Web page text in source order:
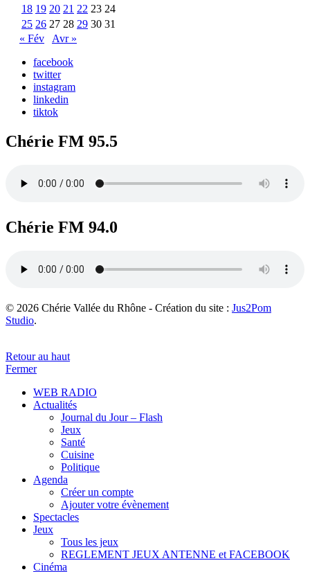
18 19 20 21 22 23 24
25 26 27 28 29 30 31
« Fév
Avr »
facebook
twitter
instagram
linkedin
tiktok
Chérie FM 95.5
Chérie FM 94.0
© 2026 Chérie Vallée du Rhône - Création du site : Jus2Pom
Studio.
Retour au haut
Fermer
WEB RADIO
Actualités
Journal du Jour – Flash
Jeux
Santé
Cuisine
Politique
Agenda
Créer un compte
Ajouter votre évènement
Spectacles
Jeux
Tous les jeux
REGLEMENT JEUX ANTENNE et FACEBOOK
Cinéma